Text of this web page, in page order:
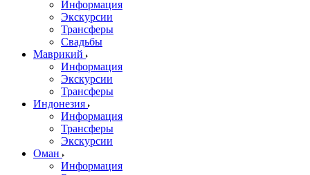
Информация
Экскурсии
Трансферы
Свадьбы
Маврикий
Информация
Экскурсии
Трансферы
Индонезия
Информация
Трансферы
Экскурсии
Оман
Информация